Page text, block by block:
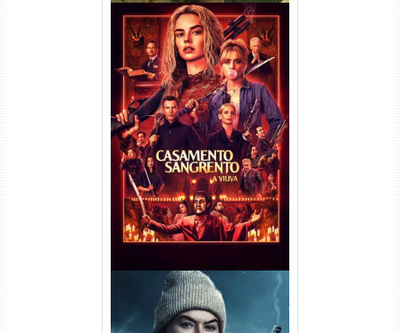
Casamento Sangrento: A
Viúva Torrent (2026) WEB-DL
720p/1080p/4K Dual Áudio